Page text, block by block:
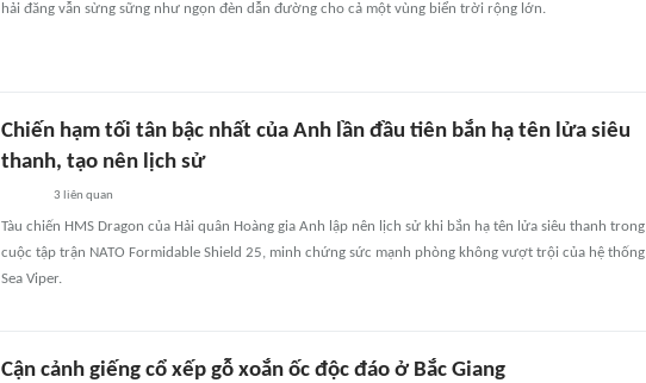
hải đăng vẫn sừng sững như ngọn đèn dẫn đường cho cả một vùng biển trời rộng lớn.
Chiến hạm tối tân bậc nhất của Anh lần đầu tiên bắn hạ tên lửa siêu
thanh, tạo nên lịch sử
3 liên quan
Tàu chiến HMS Dragon của Hải quân Hoàng gia Anh lập nên lịch sử khi bắn hạ tên lửa siêu thanh trong
cuộc tập trận NATO Formidable Shield 25, minh chứng sức mạnh phòng không vượt trội của hệ thống
Sea Viper.
Cận cảnh giếng cổ xếp gỗ xoắn ốc độc đáo ở Bắc Giang